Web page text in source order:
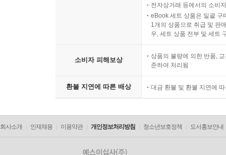
전자상거래 등에서의 소비
eBook 세트 상품은 일괄 구
1개의 상품으로 취급 및 판
우, 세트 상품 전부 및 세트
소비자 피해보상
상품의 불량에 의한 반품,
준하여 처리됨
환불 지연에 따른 배상 대금 환불 및 환불 지연에
회사소개 인재채용 이용약관 개인정보처리방침 청소년보호정책 도서홍보안내